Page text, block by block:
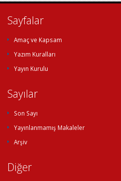
Sayfalar
Amaç ve Kapsam
Yazım Kuralları
Yayın Kurulu
Sayılar
Son Sayı
Yayınlanmamış Makaleler
Arşiv
Diğer